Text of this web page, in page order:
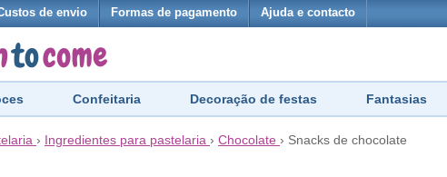
de envio Formas de pagamento Ajuda e contacto
Confeitaria Decoração de festas Fantasias
› Ingredientes para pastelaria › Chocolate › Snacks de chocolate